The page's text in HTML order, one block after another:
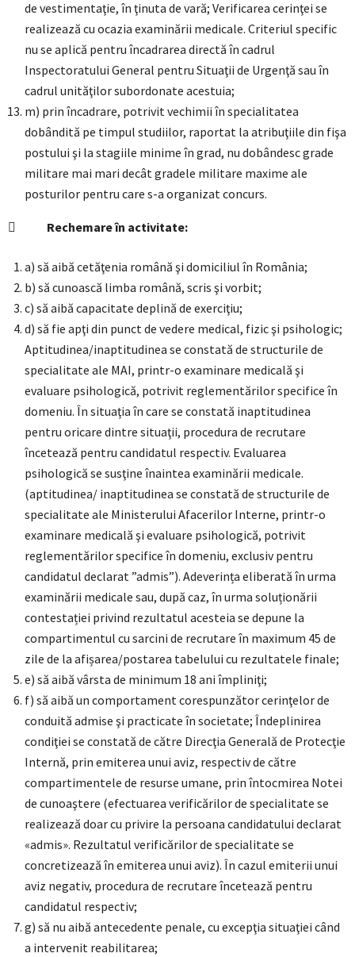
de vestimentaţie, în ţinuta de vară; Verificarea cerinţei se
realizează cu ocazia examinării medicale. Criteriul specific
nu se aplică pentru încadrarea directă în cadrul
Inspectoratului General pentru Situaţii de Urgenţă sau în
cadrul unităţilor subordonate acestuia;
m) prin încadrare, potrivit vechimii în specialitatea
dobândită pe timpul studiilor, raportat la atribuţiile din fişa
postului şi la stagiile minime în grad, nu dobândesc grade
militare mai mari decât gradele militare maxime ale
posturilor pentru care s-a organizat concurs.
 Rechemare în activitate:
a) să aibă cetăţenia română şi domiciliul în România;
b) să cunoască limba română, scris şi vorbit;
c) să aibă capacitate deplină de exerciţiu;
d) să fie apţi din punct de vedere medical, fizic şi psihologic;
Aptitudinea/inaptitudinea se constată de structurile de
specialitate ale MAI, printr-o examinare medicală şi
evaluare psihologică, potrivit reglementărilor specifice în
domeniu. În situaţia în care se constată inaptitudinea
pentru oricare dintre situaţii, procedura de recrutare
încetează pentru candidatul respectiv. Evaluarea
psihologică se susţine înaintea examinării medicale.
(aptitudinea/ inaptitudinea se constată de structurile de
specialitate ale Ministerului Afacerilor Interne, printr-o
examinare medicală şi evaluare psihologică, potrivit
reglementărilor specifice în domeniu, exclusiv pentru
candidatul declarat ”admis”). Adeverința eliberată în urma
examinării medicale sau, după caz, în urma soluționării
contestației privind rezultatul acesteia se depune la
compartimentul cu sarcini de recrutare în maximum 45 de
zile de la afișarea/postarea tabelului cu rezultatele finale;
e) să aibă vârsta de minimum 18 ani împliniţi;
f) să aibă un comportament corespunzător cerinţelor de
conduită admise şi practicate în societate; Îndeplinirea
condiţiei se constată de către Direcţia Generală de Protecţie
Internă, prin emiterea unui aviz, respectiv de către
compartimentele de resurse umane, prin întocmirea Notei
de cunoaştere (efectuarea verificărilor de specialitate se
realizează doar cu privire la persoana candidatului declarat
«admis». Rezultatul verificărilor de specialitate se
concretizează în emiterea unui aviz). În cazul emiterii unui
aviz negativ, procedura de recrutare încetează pentru
candidatul respectiv;
g) să nu aibă antecedente penale, cu excepţia situaţiei când
a intervenit reabilitarea;